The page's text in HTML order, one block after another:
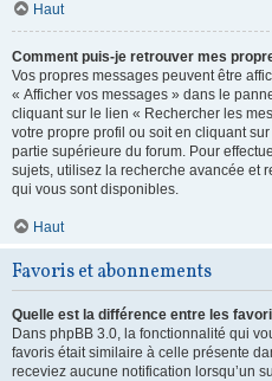
Haut
Comment puis-je retrouver mes
Vos propres messages peuvent être
« Afficher vos messages » dans le
cliquant sur le lien « Rechercher les
votre propre profil ou soit en cliquant
partie supérieure du forum. Pour
sujets, utilisez la recherche avancée et
qui vous sont disponibles.
Haut
Favoris et abonnements
Quelle est la différence entre les
Dans phpBB 3.0, la fonctionnalité qui
favoris était similaire à celle présente
receviez aucune notification lorsqu’un